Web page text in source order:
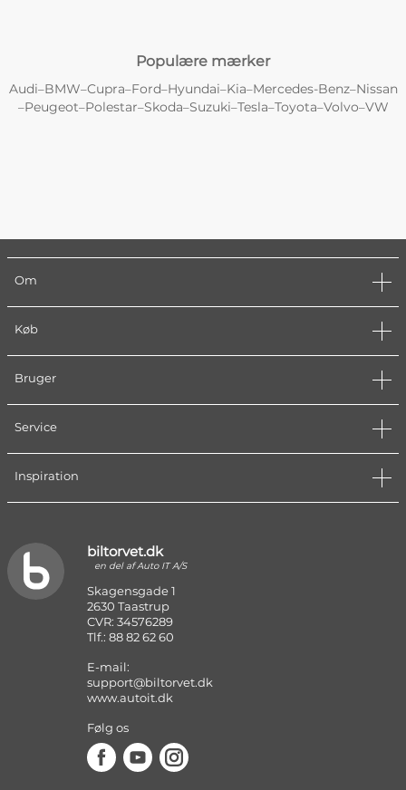
Populære mærker
Audi–BMW–Cupra–Ford–Hyundai–Kia–Mercedes-Benz–Nissan
–Peugeot–Polestar–Skoda–Suzuki–Tesla–Toyota–Volvo–VW
Om
Køb
Bruger
Service
Inspiration
biltorvet.dk
en del af Auto IT A/S
Skagensgade 1
2630 Taastrup
CVR: 34576289
Tlf.: 88 82 62 60
E-mail:
support@biltorvet.dk
www.autoit.dk
Følg os